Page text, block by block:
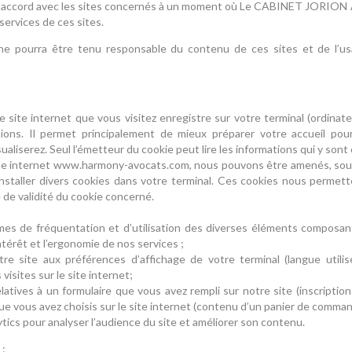
avec les sites concernés à un moment où Le CABINET
de ces sites.
pourra être tenu responsable du contenu de ces sites et de
site internet que vous visitez enregistre sur votre terminal
Il permet principalement de mieux préparer votre accueil
Seul l’émetteur du cookie peut lire les informations qui y
internet www.harmony-avocats.com, nous pouvons être amenés,
divers cookies dans votre terminal. Ces cookies nous
validité du cookie concerné.
de fréquentation et d’utilisation des diverses éléments
et l’ergonomie de nos services ;
site aux préférences d’affichage de votre terminal (langue
visites sur le site internet;
à un formulaire que vous avez rempli sur notre site
vous avez choisis sur le site internet (contenu d’un panier de
pour analyser l’audience du site et améliorer son contenu.